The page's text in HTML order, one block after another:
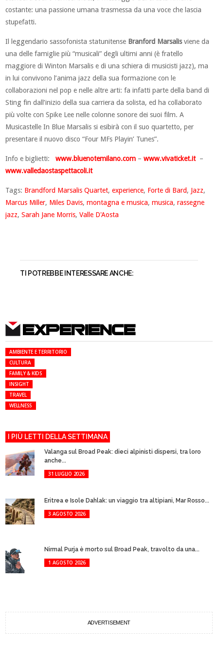
costante: una passione umana trasmessa da una voce che lascia
stupefatti.
Il leggendario sassofonista statunitense Branford Marsalisviene da
una delle famiglie più “musicali” degli ultimi anni (è fratello
maggiore di Winton Marsalis e di una schiera di musicisti jazz), ma
in lui convivono l’anima jazz della sua formazione con le
collaborazioni nel pop e nelle altre arti: fa infatti parte della band di
Sting fin dall’inizio della sua carriera da solista, ed ha collaborato
più volte con Spike Lee nelle colonne sonore dei suoi film. A
Musicastelle In Blue Marsalis si esibirà con il suo quartetto, per
presentare il nuovo disco “Four MFs Playin’ Tunes”.
Info e biglietti:www.bluenotemilano.com – www.vivaticket.it –
www.valledaostaspettacoli.it
Tags: Brandford Marsalis Quartet,experience, Forte di Bard, Jazz,
Marcus Miller, Miles Davis,montagna e musica,musica,rassegne
jazz,Sarah Jane Morris,Valle D'Aosta
TI POTREBBE INTERESSARE ANCHE:
EXPERIENCE
AMBIENTE E TERRITORIO
CULTURA
FAMILY & KIDS
INSIGHT
TRAVEL
WELLNESS
I PIÙ LETTI DELLA SETTIMANA
Valanga sul Broad Peak: dieci alpinisti dispersi, tra loro
anche...
31 LUGLIO 2026
Eritrea e Isole Dahlak: un viaggio tra altipiani, Mar Rosso...
3 AGOSTO 2026
Nirmal Purja è morto sul Broad Peak, travolto da una...
1 AGOSTO 2026
ADVERTISEMENT